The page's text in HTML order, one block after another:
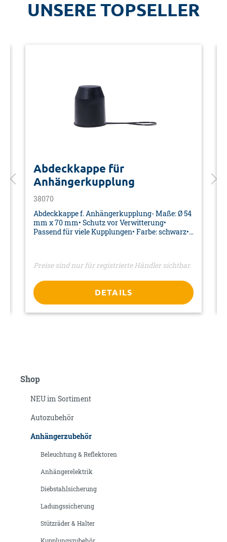
UNSERE TOPSELLER
Abdeckkappe für
Anhängerkupplung
38070
Abdeckkappe f. Anhängerkupplung- Maße: Ø 54
mm x 70 mm• Schutz vor Verwitterung•
Passend für viele Kupplungen• Farbe: schwarz•
Preise sind nur für registrierte Händler sichtbar.
DETAILS
Shop
NEU im Sortiment
Autozubehör
Anhängerzubehör
Beleuchtung & Reflektoren
Anhängerelektrik
Diebstahlsicherung
Ladungssicherung
Stützräder & Halter
Kupplungszubehör